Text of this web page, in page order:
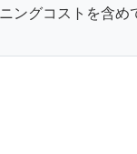
ングコストを含め